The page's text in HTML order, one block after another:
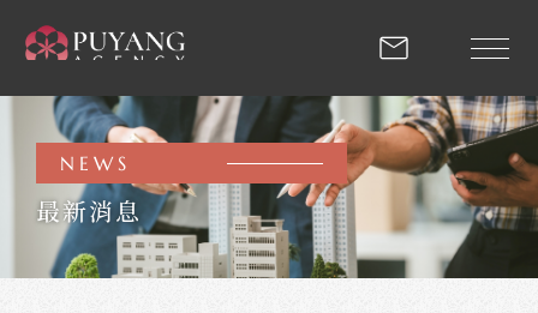
房地產專家指出，隨著
回首頁
NEWS
最新消息